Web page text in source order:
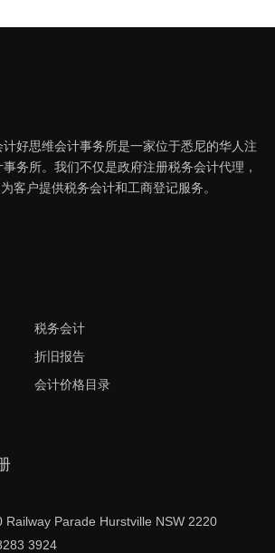
计好思维会计事务所是一家位于悉尼的华人注
务所。我们不仅是政府注册税务会计代理，
客户提供税务会计和工商登记服务。
税务会计
折旧报告
会计价格目录
Railway Parade Hurstville NSW 2220
3924